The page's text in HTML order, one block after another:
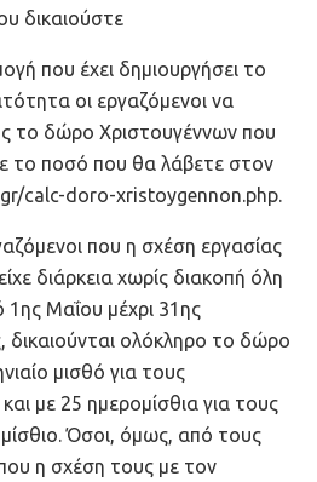
δικαιούστε
που έχει δημιουργήσει το
οι εργαζόμενοι να
το δώρο Χριστουγέννων που
το ποσό που θα λάβετε στον
calc-doro-xristoygennon.php.
που η σχέση εργασίας
διάρκεια χωρίς διακοπή όλη
1ης Μαΐου μέχρι 31ης
δικαιούνται ολόκληρο το δώρο
μισθό για τους
με 25 ημερομίσθια για τους
Όσοι, όμως, από τους
η σχέση τους με τον